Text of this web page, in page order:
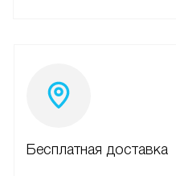
Бесплатная доставка